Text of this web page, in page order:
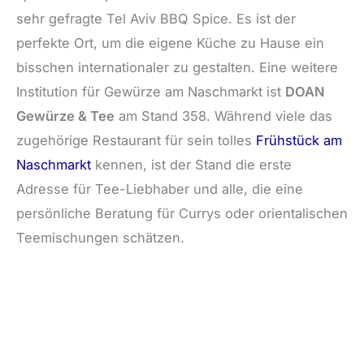
sehr gefragte Tel Aviv BBQ Spice. Es ist der
perfekte Ort, um die eigene Küche zu Hause ein
bisschen internationaler zu gestalten. Eine weitere
Institution für Gewürze am Naschmarkt ist DOAN
Gewürze & Tee am Stand 358. Während viele das
zugehörige Restaurant für sein tolles Frühstück am
Naschmarkt kennen, ist der Stand die erste
Adresse für Tee-Liebhaber und alle, die eine
persönliche Beratung für Currys oder orientalischen
Teemischungen schätzen.